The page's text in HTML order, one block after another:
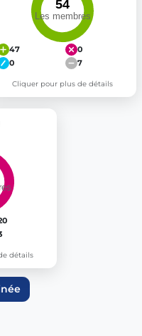
47
0
0
7
Cliquer pour plus de détails
détails